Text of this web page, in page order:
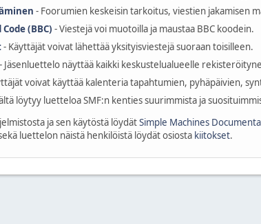
- Foorumien keskeisin tarkoitus, viestien jakamisen
(BBC) - Viestejä voi muotoilla ja maustaa BBC koodein.
- Käyttäjät voivat lähettää yksityisviestejä suoraan toisilleen.
- Jäsenluettelo näyttää kaikki keskustelualueelle
voivat käyttää kalenteria tapahtumien, pyhäpäivien,
löytyy luetteloa SMF:n kenties suurimmista ja
ja sen käytöstä löydätSimple Machines
luettelon näistä henkilöistä löydät osiosta kiitokset.